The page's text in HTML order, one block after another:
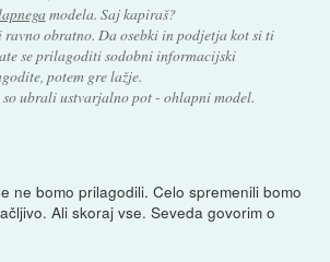
modela. Saj kapiraš?
ravno obratno. Da osebki in podjetja kot si ti
se prilagoditi sodobni informacijski
potem gre lažje.
so ubrali ustvarjalno pot - ohlapni model.
ne bomo prilagodili. Celo spremenili bomo
Ali skoraj vse. Seveda govorim o